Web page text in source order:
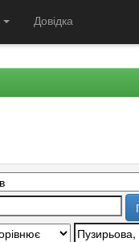
Довідка